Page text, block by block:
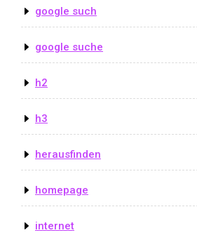
google such
google suche
h2
h3
herausfinden
homepage
internet